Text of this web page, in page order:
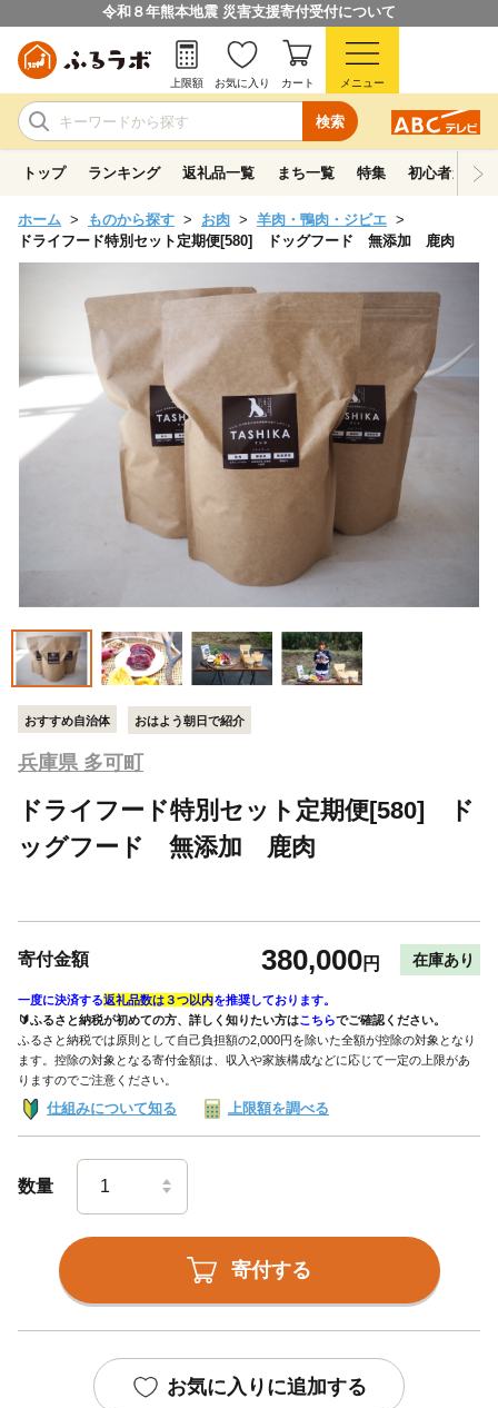
令和８年熊本地震 災害支援寄付受付について
検索
上限額 お気に入り カート メニュー
トップ ランキング 返礼品一覧 まち一覧 特集 初心者ガイド
ホーム ものから探す お肉
羊肉・鴨肉・ジビエ
ドライフード特別セット定期便[580] ドッグフード 無添加 鹿肉
おすすめ自治体 おはよう朝日で紹介
兵庫県 多可町
ドライフード特別セット定期便[580] ド
ッグフード 無添加 鹿肉
寄付金額 380,000円 在庫あり
一度に決済する返礼品数は３つ以内を推奨しております。
🔰ふるさと納税が初めての方、詳しく知りたい方はこちらでご確認ください。
ふるさと納税では原則として自己負担額の2,000円を除いた全額が控除の対象となり
ます。控除の対象となる寄付金額は、収入や家族構成などに応じて一定の上限があ
りますのでご注意ください。
仕組みについて知る 上限額を調べる
数量
寄付する
お気に入りに追加する